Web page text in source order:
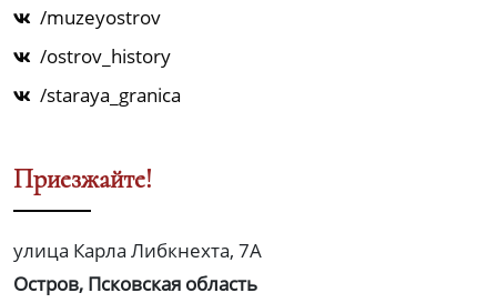
/muzeyostrov
/ostrov_history
/staraya_granica
Приезжайте!
улица Карла Либкнехта, 7А
Остров, Псковская область